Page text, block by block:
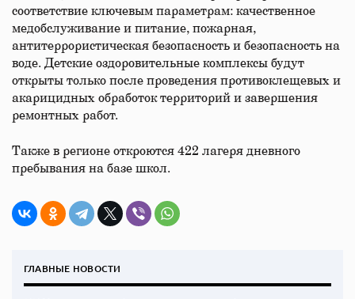
соответствие ключевым параметрам: качественное
медобслуживание и питание, пожарная,
антитеррористическая безопасность и безопасность на
воде. Детские оздоровительные комплексы будут
открыты только после проведения противоклещевых и
акарицидных обработок территорий и завершения
ремонтных работ.
Также в регионе откроются 422 лагеря дневного
пребывания на базе школ.
ГЛАВНЫЕ НОВОСТИ